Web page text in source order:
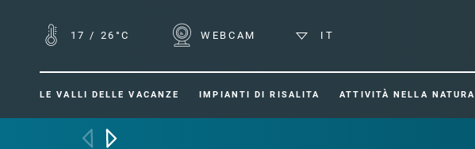
17 / 26°C WEBCAM IT
LE VALLI DELLE VACANZE IMPIANTI DI RISALITA ATTIVITÀ NELLA NATURA